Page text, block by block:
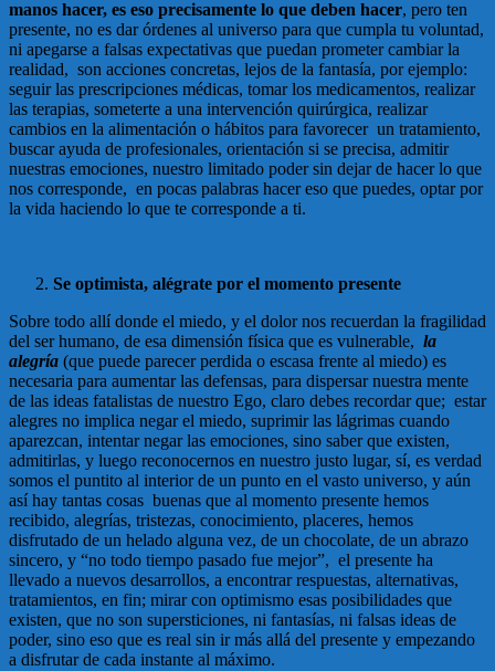
manos hacer, es eso precisamente lo que deben hacer, pero ten
presente, no es dar órdenes al universo para que cumpla tu voluntad,
ni apegarse a falsas expectativas que puedan prometer cambiar la
realidad, son acciones concretas, lejos de la fantasía, por ejemplo:
seguir las prescripciones médicas, tomar los medicamentos, realizar
las terapias, someterte a una intervención quirúrgica, realizar
cambios en la alimentación o hábitos para favorecer un tratamiento,
buscar ayuda de profesionales, orientación si se precisa, admitir
nuestras emociones, nuestro limitado poder sin dejar de hacer lo que
nos corresponde, en pocas palabras hacer eso que puedes, optar por
la vida haciendo lo que te corresponde a ti.
Se optimista, alégrate por el momento presente
Sobre todo allí donde el miedo, y el dolor nos recuerdan la fragilidad
del ser humano, de esa dimensión física que es vulnerable, la
alegría (que puede parecer perdida o escasa frente al miedo) es
necesaria para aumentar las defensas, para dispersar nuestra mente
de las ideas fatalistas de nuestro Ego, claro debes recordar que; estar
alegres no implica negar el miedo, suprimir las lágrimas cuando
aparezcan, intentar negar las emociones, sino saber que existen,
admitirlas, y luego reconocernos en nuestro justo lugar, sí, es verdad
somos el puntito al interior de un punto en el vasto universo, y aún
así hay tantas cosas buenas que al momento presente hemos
recibido, alegrías, tristezas, conocimiento, placeres, hemos
disfrutado de un helado alguna vez, de un chocolate, de un abrazo
sincero, y “no todo tiempo pasado fue mejor”, el presente ha
llevado a nuevos desarrollos, a encontrar respuestas, alternativas,
tratamientos, en fin; mirar con optimismo esas posibilidades que
existen, que no son supersticiones, ni fantasías, ni falsas ideas de
poder, sino eso que es real sin ir más allá del presente y empezando
a disfrutar de cada instante al máximo.